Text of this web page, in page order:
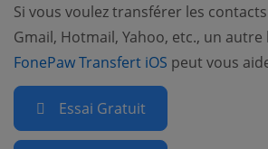
Si vous voulez transférer les
Gmail, Hotmail, Yahoo, etc., un
FonePaw Transfert iOS (opens new
peut vous
Essai Gratuit